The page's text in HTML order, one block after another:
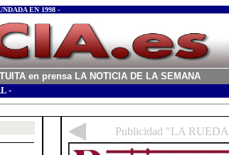
EN 1998 -
en prensa LA NOTICIA DE LA SEMANA
-